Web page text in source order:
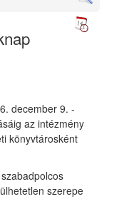
december 9. -
az intézmény
könyvtárosként
szerepe